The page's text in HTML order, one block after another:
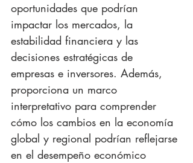
oportunidades que podrían
impactar los mercados, la
estabilidad financiera y las
decisiones estratégicas de
empresas e inversores. Además,
proporciona un marco
interpretativo para comprender
cómo los cambios en la economía
global y regional podrían reflejarse
en el desempeño económico